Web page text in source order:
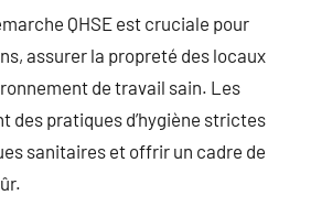
QHSE est cruciale pour
assurer la propreté des locaux
de travail sain. Les
des pratiques d’hygiène strictes
sanitaires et offrir un cadre de